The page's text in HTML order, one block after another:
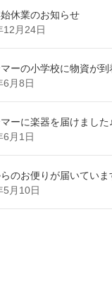
休業のお知らせ
12月24日
マーの小学校に物資が到
6月8日
ーに楽器を届けました
6月1日
のお便りが届いていま
5月10日